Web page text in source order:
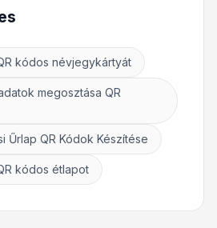
kódos névjegykártyát
megosztása QR
Űrlap QR Kódok Készítése
kódos étlapot